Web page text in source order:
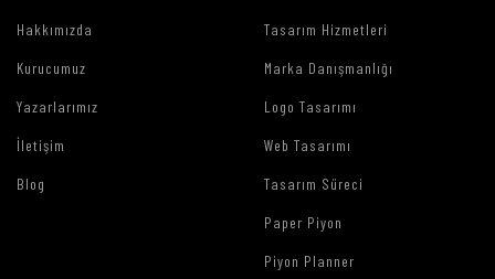
Hakkımızda
Kurucumuz
Yazarlarımız
İletişim
Blog
Tasarım Hizmetleri
Marka Danışmanlığı
Logo Tasarımı
Web Tasarımı
Tasarım Süreci
Paper Piyon
Piyon Planner